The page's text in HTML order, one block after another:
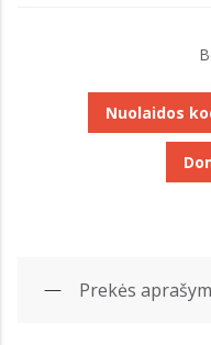
Nuolaidos
Prekės